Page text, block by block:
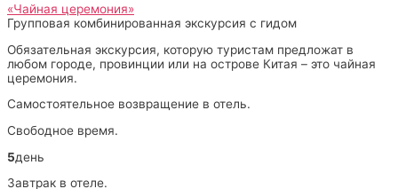
«Чайная церемония»
Групповая комбинированная экскурсия с гидом
Обязательная экскурсия, которую туристам предложат в
любом городе, провинции или на острове Китая – это чайная
церемония.
Самостоятельное возвращение в отель.
Свободное время.
5день
Завтрак в отеле.